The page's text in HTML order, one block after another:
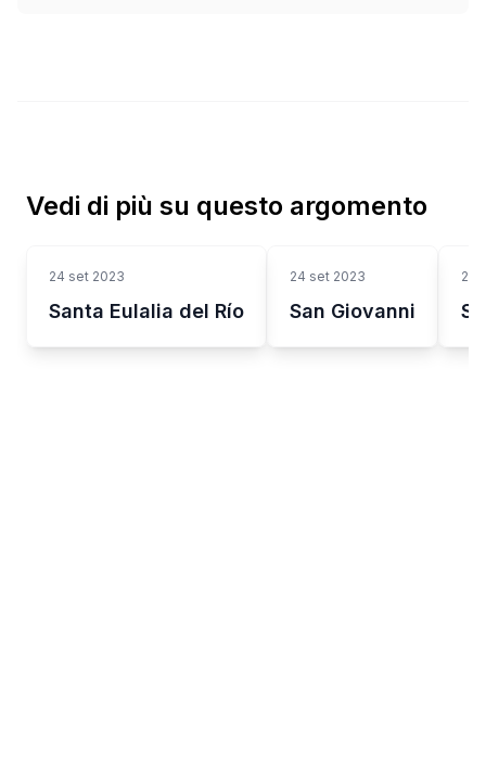
Vedi di più su questo argomento
24 set 2023
Santa Eulalia del Río
24 set 2023
San Giovanni
24